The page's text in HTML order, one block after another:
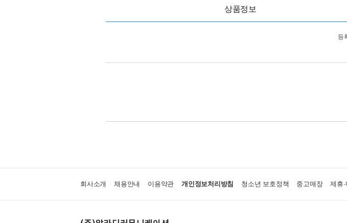
상품정보
등
회사소개 채용안내 이용약관 개인정보처리방침 청소년 보호정책 중고매장 제휴